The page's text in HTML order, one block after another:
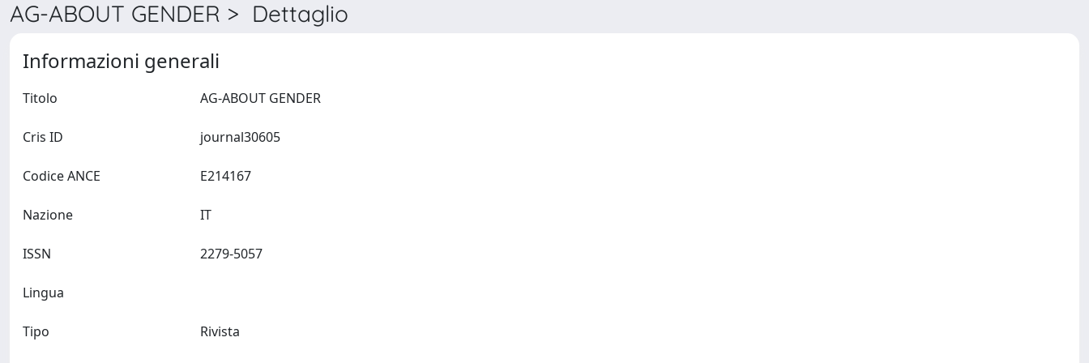
AG-ABOUT GENDER > Dettaglio
Informazioni generali
Titolo
Cris ID
Codice ANCE
Nazione
ISSN
Lingua
Tipo Rivista